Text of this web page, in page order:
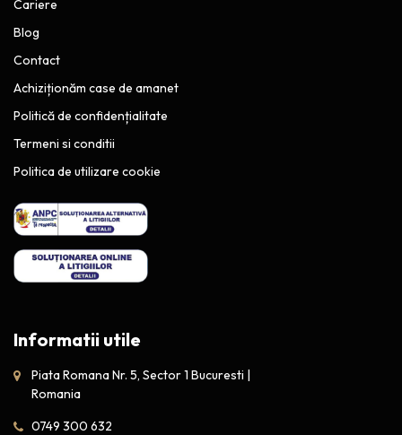
Cariere
Blog
Contact
Achiziționăm case de amanet
Politică de confidențialitate
Termeni si conditii
Politica de utilizare cookie
Informatii utile
Piata Romana Nr. 5, Sector 1 Bucuresti |
Romania
0749 300 632